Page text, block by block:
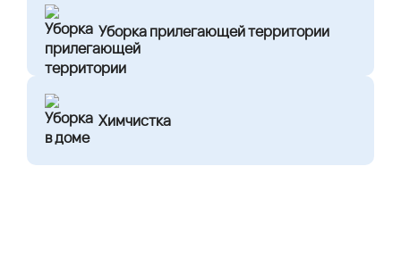
Уборка прилегающей территории
Химчистка